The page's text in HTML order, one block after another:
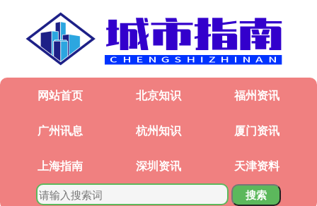
网站首页 北京知识 福州资讯
广州讯息 杭州知识 厦门资讯
上海指南 深圳资讯 天津资料
搜索